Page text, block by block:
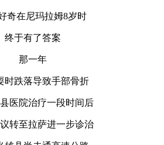
奇在尼玛拉姆8岁时
终于有了答案
那一年
时跌落导致手部骨折
医院治疗一段时间后
转至拉萨进一步诊治